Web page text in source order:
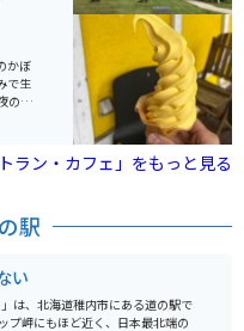
かぼ
で生
の寒
ち
とつ
トが
ラン・カフェ」をもっと見る
駅
い
」は、北海道稚内市にある道の駅で
プ岬にもほど近く、日本最北端の